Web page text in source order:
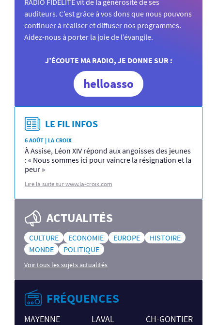
auditeurs. C’est grâce à vos dons que nous pouvons
continuer à réaliser et diffuser nos programmes.
Aidez-nous à porter la joie de l’évangile.
J’ÉCOUTE MA RADIO, JE DONNE SUR :
helloasso
LE FIL INFOS
6 AOÛT | LA CROIX
À Assise, Léon XIV répond aux angoisses des jeunes
: « Nous sommes ici pour vaincre la résignation et la
peur »
Lire la suite sur www.la-croix.com
ACTUALITÉS
CULTURE ECONOMIE EUROPE
HISTOIRE
MONDE
POLITIQUE
Voir tous les sujets actualités
FRÉQUENCES
MAYENNE
LAVAL
CH-GONTIER